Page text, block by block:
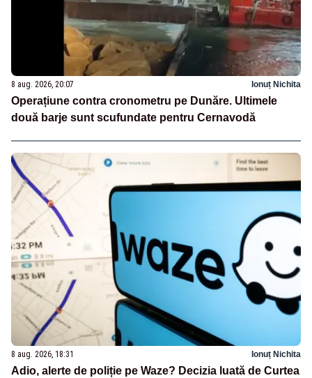
8 aug. 2026, 20:07 Ionuț Nichita
Operațiune contra cronometru pe Dunăre. Ultimele
două barje sunt scufundate pentru Cernavodă
8 aug. 2026, 18:31 Ionuț Nichita
Adio, alerte de poliție pe Waze? Decizia luată de Curtea